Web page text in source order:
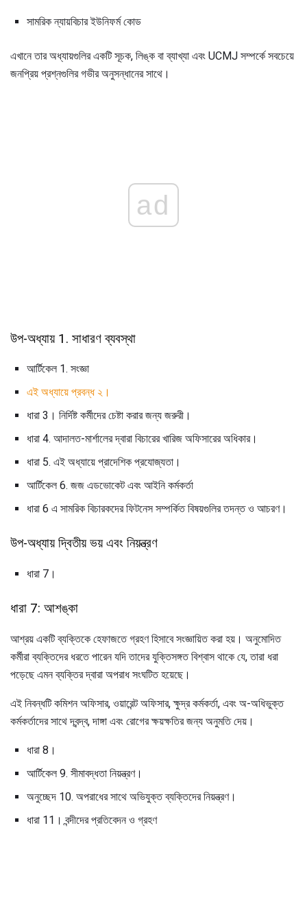
সামরিক ন্যায়বিচার ইউনিফর্ম কোড
এখানে তার অধ্যায়গুলির একটি সূচক, লিঙ্ক বা ব্যাখ্যা এবং UCMJ সম্পর্কে সবচেয়ে
জনপ্রিয় প্রশ্নগুলির গভীর অনুসন্ধানের সাথে।
ad
উপ-অধ্যায় 1. সাধারণ ব্যবস্থা
আর্টিকেল 1. সংজ্ঞা
এই অধ্যায়ে প্রবন্ধ ২।
ধারা 3। নির্দিষ্ট কর্মীদের চেষ্টা করার জন্য জরুরী।
ধারা 4. আদালত-মার্শালের দ্বারা বিচারের খারিজ অফিসারের অধিকার।
ধারা 5. এই অধ্যায়ে প্রাদেশিক প্রযোজ্যতা।
আর্টিকেল 6. জজ এডভোকেট এবং আইনি কর্মকর্তা
ধারা 6 এ সামরিক বিচারকদের ফিটনেস সম্পর্কিত বিষয়গুলির তদন্ত ও আচরণ।
উপ-অধ্যায় দ্বিতীয় ভয় এবং নিয়ন্ত্রণ
ধারা 7।
ধারা 7: আশঙ্কা
আশ্রয় একটি ব্যক্তিকে হেফাজতে গ্রহণ হিসাবে সংজ্ঞায়িত করা হয়। অনুমোদিত
কর্মীরা ব্যক্তিদের ধরতে পারেন যদি তাদের যুক্তিসঙ্গত বিশ্বাস থাকে যে, তারা ধরা
পড়েছে এমন ব্যক্তির দ্বারা অপরাধ সংঘটিত হয়েছে।
এই নিবন্ধটি কমিশন অফিসার, ওয়ারেন্ট অফিসার, ক্ষুদ্র কর্মকর্তা, এবং অ-অধিভুক্ত
কর্মকর্তাদের সাথে দ্বন্দ্ব, দাঙ্গা এবং রোগের ক্ষয়ক্ষতির জন্য অনুমতি দেয়।
ধারা 8।
আর্টিকেল 9. সীমাবদ্ধতা নিয়ন্ত্রণ।
অনুচ্ছেদ 10. অপরাধের সাথে অভিযুক্ত ব্যক্তিদের নিয়ন্ত্রণ।
ধারা 11। বন্দীদের প্রতিবেদন ও গ্রহণ